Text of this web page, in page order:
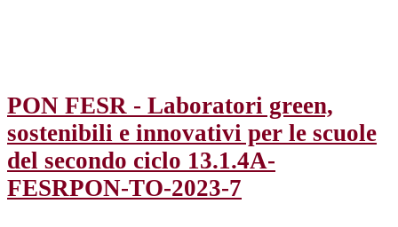
PON FESR - Laboratori green,
sostenibili e innovativi per le scuole
del secondo ciclo 13.1.4A-
FESRPON-TO-2023-7